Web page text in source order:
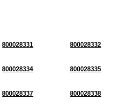
800028331 800028332
800028334 800028335
800028337 800028338